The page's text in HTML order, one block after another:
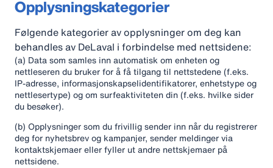
Opplysningskategorier
Følgende kategorier av opplysninger om deg kan
behandles av DeLaval i forbindelse med nettsidene:
(a) Data som samles inn automatisk om enheten og
nettleseren du bruker for å få tilgang til nettstedene (f.eks.
IP-adresse, informasjonskapselidentifikatorer, enhetstype og
nettlesertype) og om surfeaktiviteten din (f.eks. hvilke sider
du besøker).
(b) Opplysninger som du frivillig sender inn når du registrerer
deg for nyhetsbrev og kampanjer, sender meldinger via
kontaktskjemaer eller fyller ut andre nettskjemaer på
nettsidene.